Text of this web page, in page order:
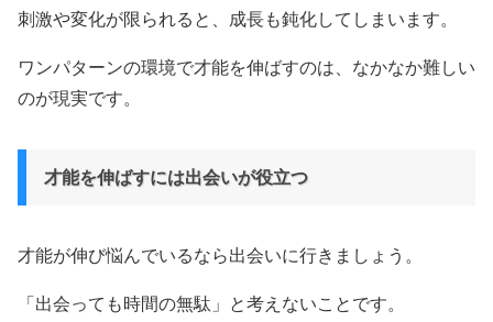
刺激や変化が限られると、成長も鈍化してしまいます。
ワンパターンの環境で才能を伸ばすのは、なかなか難しい
のが現実です。
才能を伸ばすには出会いが役立つ
才能が伸び悩んでいるなら出会いに行きましょう。
「出会っても時間の無駄」と考えないことです。